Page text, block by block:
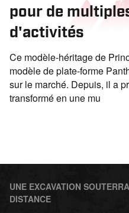
pour de
d'activités
Ce modèle-héritage de
modèle de plate-forme
sur le marché. Depuis, il a
transformé en une mu
UNE EXCAVATION
DISTANCE